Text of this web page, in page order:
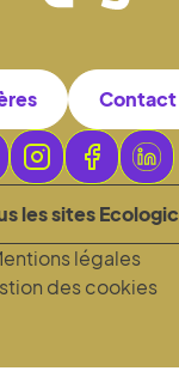
Contact
les sites Ecologic
légales
des cookies